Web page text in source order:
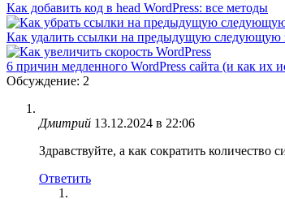
Как добавить код в head WordPress: все методы
Как удалить ссылки на предыдущую следующую
6 причин медленного WordPress сайта (и как их
Обсуждение: 2
Дмитрий 13.12.2024 в 22:06
Здравствуйте, а как сократить
Ответить